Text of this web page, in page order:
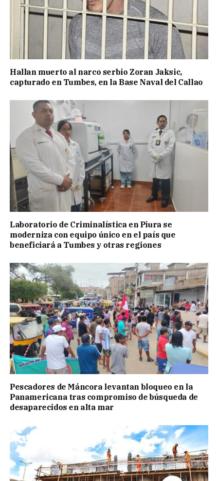
Hallan muerto al narco serbio Zoran Jaksic,
capturado en Tumbes, en la Base Naval del Callao
Laboratorio de Criminalística en Piura se
moderniza con equipo único en el país que
beneficiará a Tumbes y otras regiones
Pescadores de Máncora levantan bloqueo en la
Panamericana tras compromiso de búsqueda de
desaparecidos en alta mar